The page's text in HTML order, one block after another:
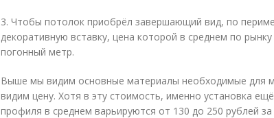
3. Чтобы потолок приобрёл завершающий вид, по
декоративную вставку, цена которой в среднем по
погонный метр.
Выше мы видим основные материалы необходимые для
видим цену. Хотя в эту стоимость, именно установка
профиля в среднем варьируются от 130 до 250 рублей